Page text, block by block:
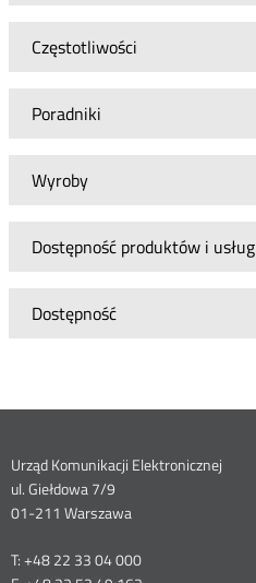
Częstotliwości
Poradniki
Wyroby
Dostępność produktów i usług
Dostępność
Dane
kontaktowe
Urząd Komunikacji Elektronicznej
ul. Giełdowa 7/9
01-211 Warszawa
T: +48 22 33 04 000